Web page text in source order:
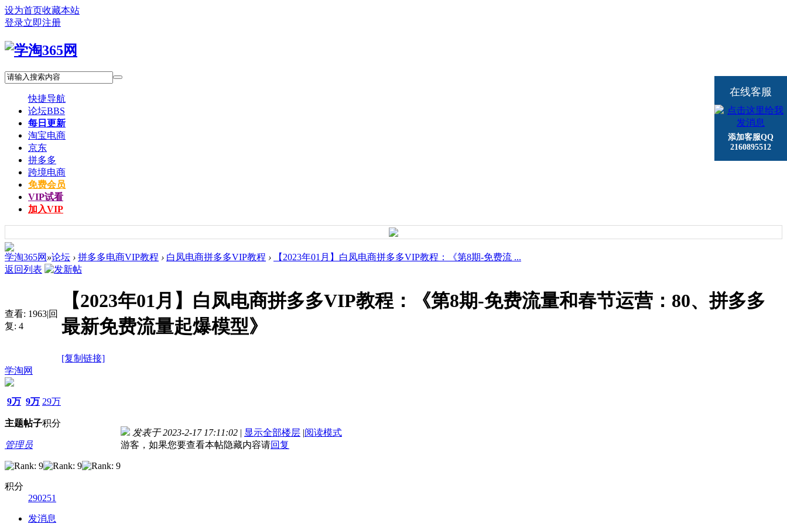
设为首页收藏本站
登录立即注册
快捷导航
论坛BBS
每日更新
淘宝电商
京东
拼多多
跨境电商
免费会员
VIP试看
加入VIP
学淘365网 »论坛 › 拼多多电商VIP教程 › 白凤电商拼多多VIP教程 ›
【2023年01月】白凤电商拼多多VIP教程：《第8期-免费流 ...
返回列表
查看: 1963|回
复: 4
【2023年01月】白凤电商拼多多VIP教程：《第8期-免费流量和春节运营：80、拼多多
最新免费流量起爆模型》
[复制链接]
学淘网
9万
主题
9万
帖子
29万
积分
管理员
积分
290251
发消息
发表于 2023-2-17 17:11:02 | 显示全部楼层 |阅读模式
游客，如果您要查看本帖隐藏内容请回复
在线客服
添加客服QQ
2160895512